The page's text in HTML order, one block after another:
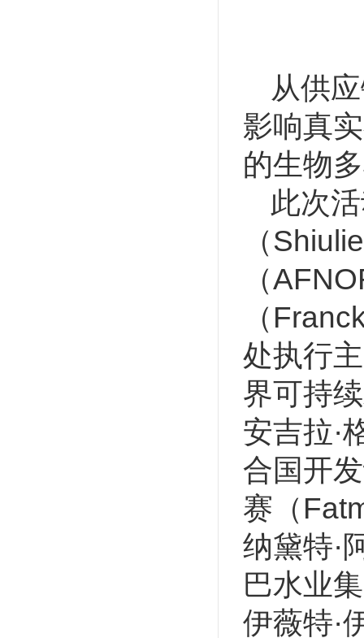
从供
影响真
的生物
此次
（
（
（
处执行
界可持
安吉拉·
合国开
赛（
纳黛特·
巴水业
伊薇特·